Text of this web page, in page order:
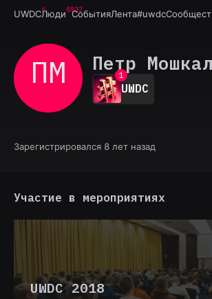
UWDCЛюди6932
СобытияЛента#uwdc
ПМ Петр
0
1
2
3
6
UWDC
Зарегистрировался 8 лет назад
Участие в мероприятиях
UWDC 2018